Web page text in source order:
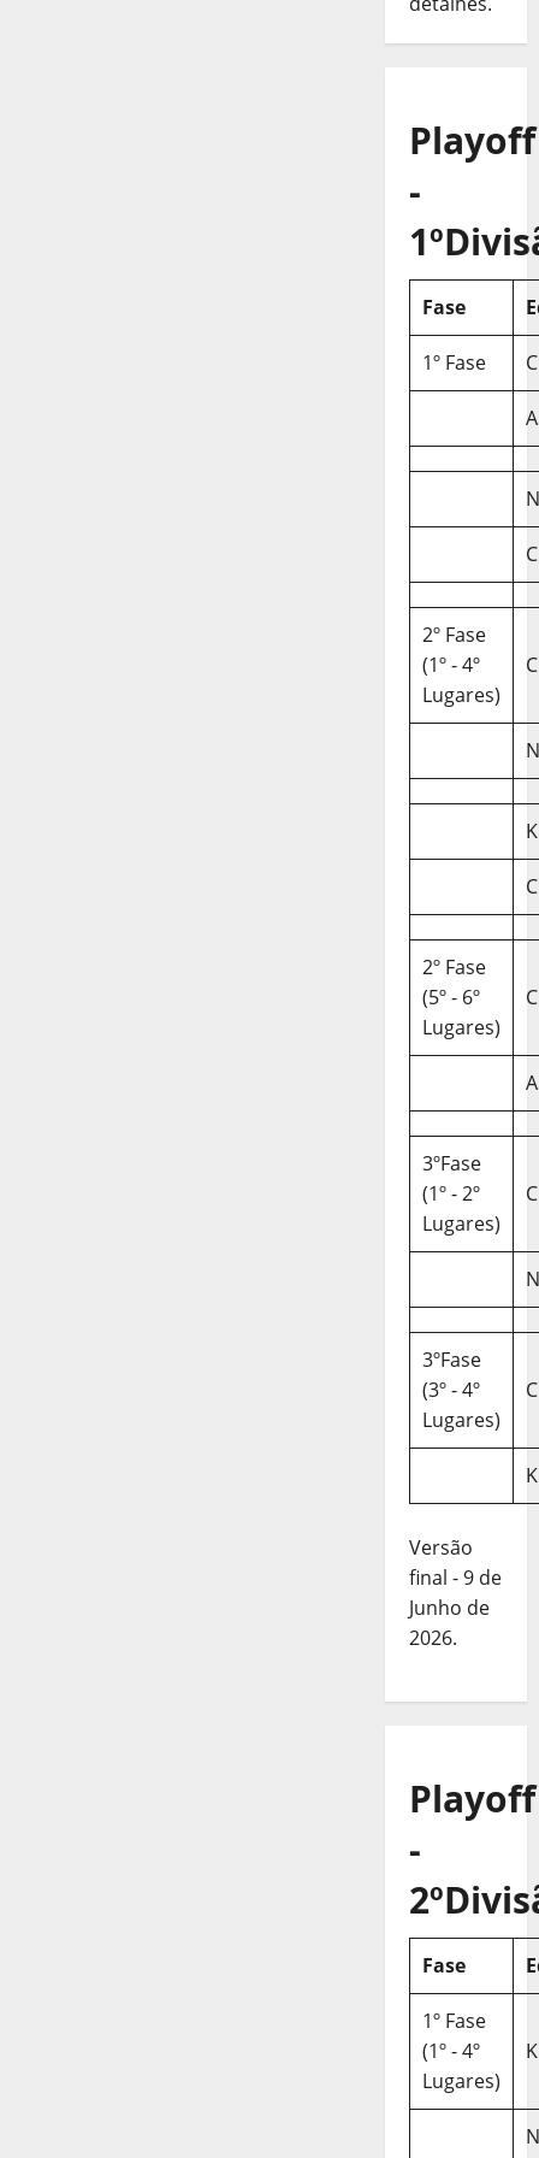
Playoff
-
Fase
1º Fase
2º Fase
(1º - 4º
Lugares)
2º Fase
(5º - 6º
Lugares)
3ºFase
(1º - 2º
Lugares)
3ºFase
(3º - 4º
Lugares)
Versão
final - 9 de
Junho de
2026.
Playoff
-
Fase
1º Fase
(1º - 4º
Lugares)